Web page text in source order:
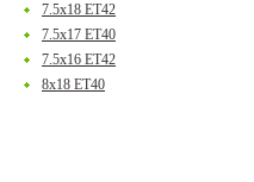
7.5x18 ET42
7.5x17 ET40
7.5x16 ET42
8x18 ET40